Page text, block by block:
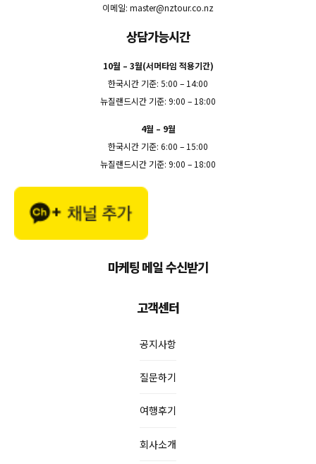
이메일: master@nztour.co.nz
상담가능시간
10월 – 3월(서머타임 적용기간)
한국시간 기준: 5:00 – 14:00
뉴질랜드시간 기준: 9:00 – 18:00
4월 – 9월
한국시간 기준: 6:00 – 15:00
뉴질랜드시간 기준: 9:00 – 18:00
마케팅 메일 수신받기
고객센터
공지사항
질문하기
여행후기
회사소개